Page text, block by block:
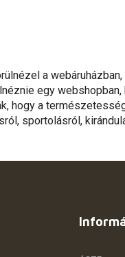
a
egy webshopban,
hogy a
sportolásról,